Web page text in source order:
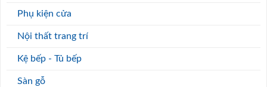
Phụ kiện cửa
Nội thất trang trí
Kệ bếp - Tủ bếp
Sàn gỗ